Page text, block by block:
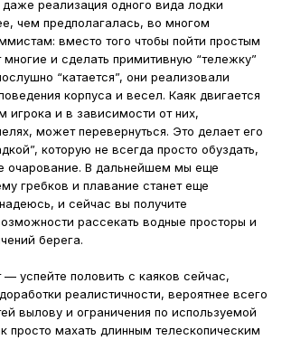
реализация одного вида лодки
чем предполагалась, во многом
вместо того чтобы пойти простым
и сделать примитивную “тележку”
“катается”, они реализовали
корпуса и весел. Каяк двигается
игрока и в зависимости от них,
может перевернуться. Это делает его
которую не всегда просто обуздать,
очарование. В дальнейшем мы еще
гребков и плавание станет еще
и сейчас вы получите
рассекать водные просторы и
берега.
успейте половить с каяков сейчас,
реалистичности, вероятнее всего
вылову и ограничения по используемой
просто махать длинным телескопическим